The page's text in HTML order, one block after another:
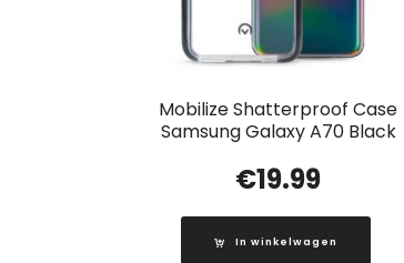
Mobilize Shatterproof Case
Samsung Galaxy A70 Black
€19.99
In winkelwagen